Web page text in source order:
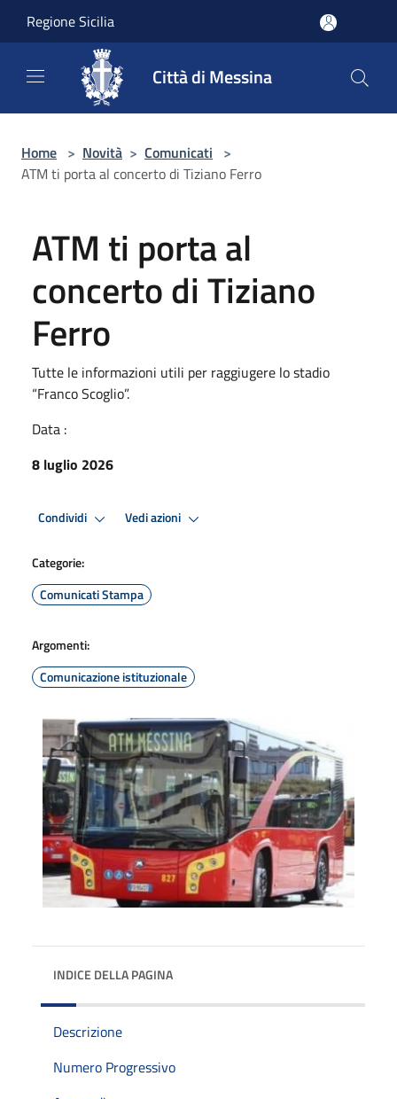
Regione Sicilia
Città di Messina
Home > Novità > Comunicati >
ATM ti porta al concerto di Tiziano Ferro
ATM ti porta al
concerto di Tiziano
Ferro
Tutte le informazioni utili per raggiugere lo stadio
“Franco Scoglio”.
Data :
8 luglio 2026
Condividi Vedi azioni
Categorie:
Comunicati Stampa
Argomenti:
Comunicazione istituzionale
INDICE DELLA PAGINA
Descrizione
Numero Progressivo